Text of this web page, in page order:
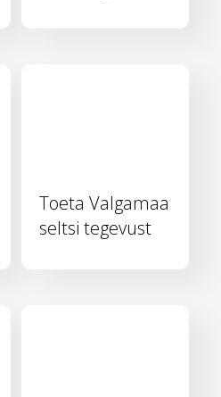
Toeta Valgamaa
seltsi tegevust